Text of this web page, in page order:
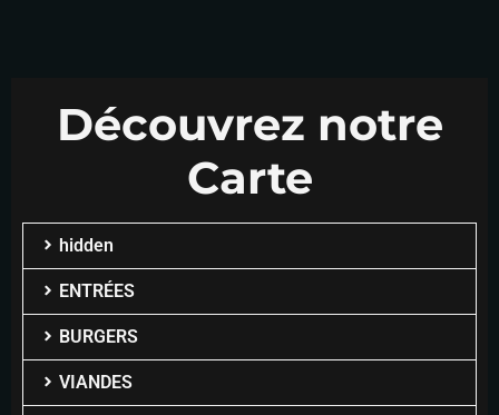
Découvrez notre
Carte
hidden
ENTRÉES
BURGERS
VIANDES